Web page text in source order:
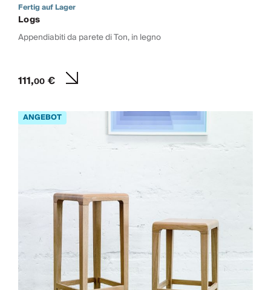
Fertig auf Lager
Logs
Appendiabiti da parete di Ton, in legno
111,00€